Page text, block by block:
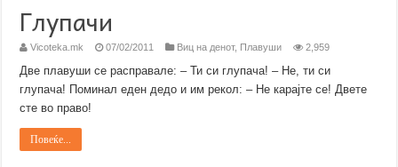
Глупачи
Vicoteka.mk 07/02/2011 Виц на денот, Плавуши 2,959
Две плавуши се расправале: – Ти си глупача! – Не, ти си
глупача! Поминал еден дедо и им рекол: – Не карајте се! Двете
сте во право!
Повеќе...